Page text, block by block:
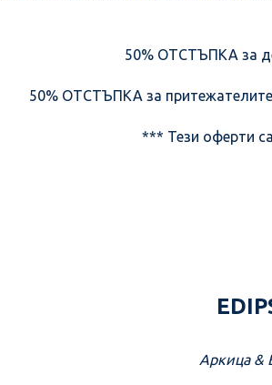
50% ОТСТЪПКА за
50% ОТСТЪПКА за
*** Тези оферти
Аркица &